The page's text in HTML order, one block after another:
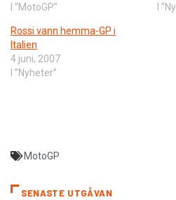
I ”MotoGP”
I
Rossi vann hemma-GP i
Italien
4 juni, 2007
I ”Nyheter”
MotoGP
SENASTE UTGÅVAN